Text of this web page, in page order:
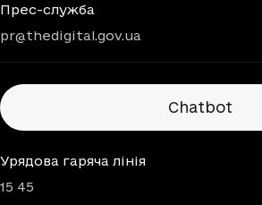
Прес-служба
pr@thedigital.gov.ua
Chatbots
Chatbot
Урядова гаряча лінія
15 45